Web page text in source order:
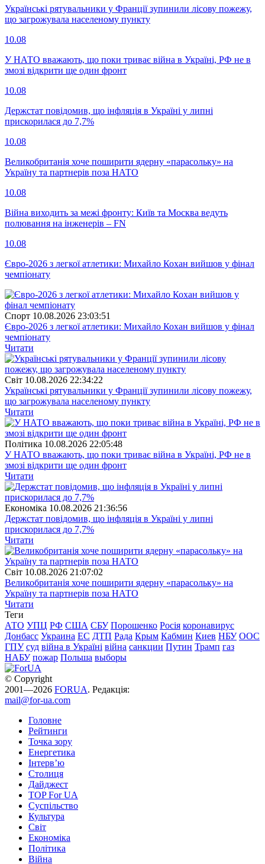
Українські рятувальники у Франції зупинили лісову пожежу,
що загрожувала населеному пункту
10.08
У НАТО вважають, що поки триває війна в Україні, РФ не в
змозі відкрити ще один фронт
10.08
Держстат повідомив, що інфляція в Україні у липні
прискорилася до 7,7%
10.08
Великобританія хоче поширити ядерну «парасольку» на
Україну та партнерів поза НАТО
10.08
Війна виходить за межі фронту: Київ та Москва ведуть
полювання на інженерів – FN
10.08
Євро-2026 з легкої атлетики: Михайло Кохан вийшов у фінал
чемпіонату
Спорт 10.08.2026 23:03:51
Євро-2026 з легкої атлетики: Михайло Кохан вийшов у фінал
чемпіонату
Читати
Свiт 10.08.2026 22:34:22
Українські рятувальники у Франції зупинили лісову пожежу,
що загрожувала населеному пункту
Читати
Полiтика 10.08.2026 22:05:48
У НАТО вважають, що поки триває війна в Україні, РФ не в
змозі відкрити ще один фронт
Читати
Економіка 10.08.2026 21:36:56
Держстат повідомив, що інфляція в Україні у липні
прискорилася до 7,7%
Читати
Свiт 10.08.2026 21:07:02
Великобританія хоче поширити ядерну «парасольку» на
Україну та партнерів поза НАТО
Читати
Теги
АТО УПЦ РФ США СБУ Порошенко Росія коронавирус
Донбасс Украина ЕС ДТП Рада Крым Кабмин Киев НБУ ООС
ГПУ суд війна в Україні війна санкции Путин Трамп газ
НАБУ пожар Польша выборы
© Copyright
2001—2026 FORUA. Редакція:
mail@for-ua.com
Головне
Рейтинги
Точка зору
Енергетика
Інтерв’ю
Столиця
Дайджест
TOP For UA
Суспiльство
Культура
Світ
Економіка
Політика
Війна